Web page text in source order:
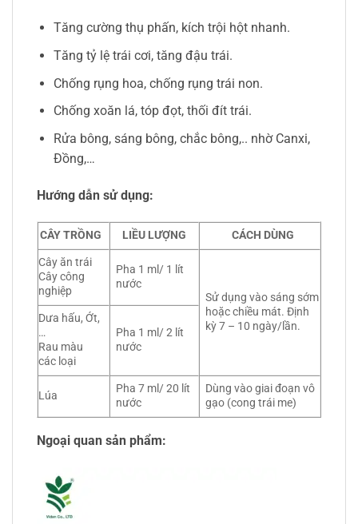
Tăng cường thụ phấn, kích trội hột nhanh.
Tăng tỷ lệ trái cơi, tăng đậu trái.
Chống rụng hoa, chống rụng trái non.
Chống xoăn lá, tóp đọt, thối đít trái.
Rửa bông, sáng bông, chắc bông,.. nhờ Canxi,
Đồng,…
Hướng dẫn sử dụng:
CÂY TRỒNG LIỀU LƯỢNG
CÁCH DÙNG
Cây ăn trái
Cây công
nghiệp
Pha 1 ml/ 1 lít
nước
Sử dụng vào sáng sớm
hoặc chiều mát. Định
kỳ 7 – 10 ngày/lần.
Dưa hấu, Ớt,
…
Rau màu
các loại
Pha 1 ml/ 2 lít
nước
Lúa
Pha 7 ml/ 20 lít
nước
Dùng vào giai đoạn vô
gạo (cong trái me)
Ngoại quan sản phẩm: